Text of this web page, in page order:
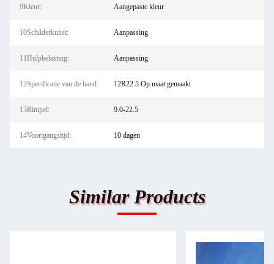
9Kleur: Aangepaste kleur
10Schilderkunst: Aanpassing
11Hulpbelasting: Aanpassing
12Specificatie van de band: 12R22.5 Op maat gemaakt
13Rimpel: 9.0-22.5
14Voortgangstijd: 10 dagen
Similar Products